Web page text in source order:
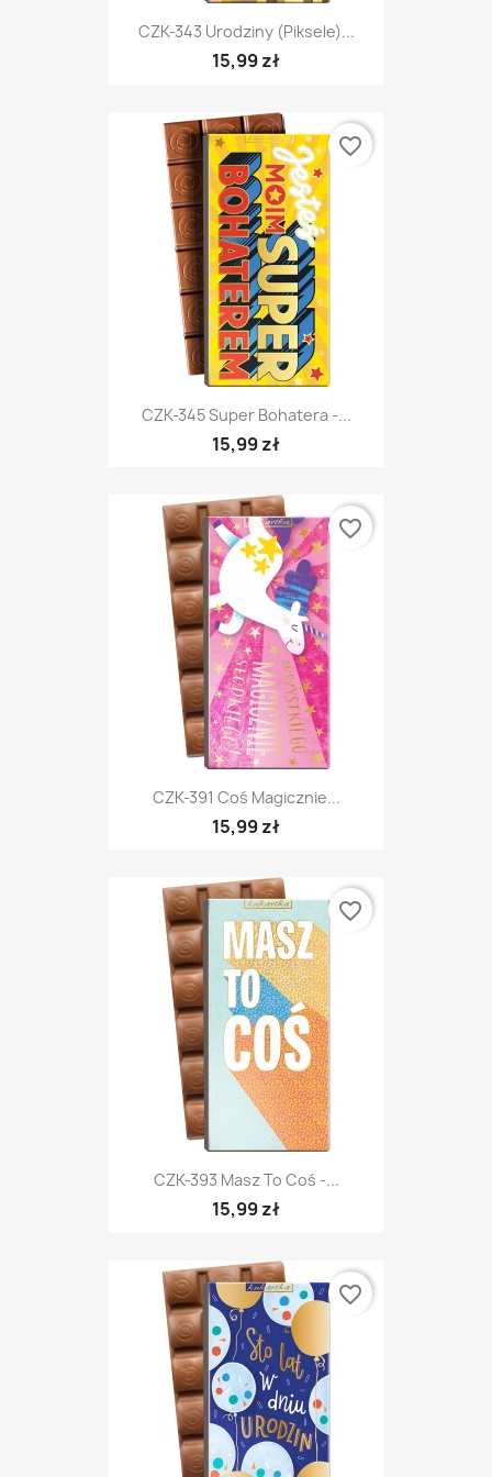
CZK-343 Urodziny (piksele)...
15,99 zł
CZK-345 Super Bohatera -...
15,99 zł
favorite_border
CZK-391 Coś Magicznie...
15,99 zł
favorite_border
CZK-393 Masz To Coś -...
15,99 zł
favorite_border
favorite_border